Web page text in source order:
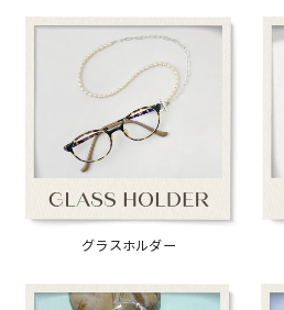
グラスホルダー